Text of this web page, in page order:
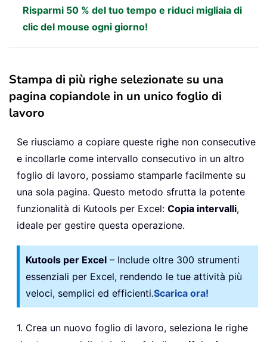
Risparmi 50 % del tuo tempo e riduci migliaia di
clic del mouse ogni giorno!
Stampa di più righe selezionate su una
pagina copiandole in un unico foglio di
lavoro
Se riusciamo a copiare queste righe non consecutive
e incollarle come intervallo consecutivo in un altro
foglio di lavoro, possiamo stamparle facilmente su
una sola pagina. Questo metodo sfrutta la potente
funzionalità di Kutools per Excel: Copia intervalli,
ideale per gestire questa operazione.
Kutools per Excel – Include oltre 300 strumenti
essenziali per Excel, rendendo le tue attività più
veloci, semplici ed efficienti.Scarica ora!
1. Crea un nuovo foglio di lavoro, seleziona le righe